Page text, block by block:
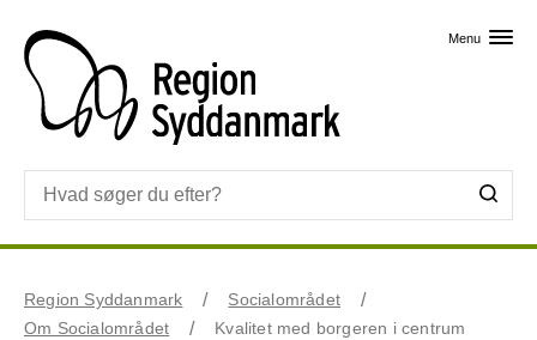
Menu
Region Syddanmark
Socialområdet
Om Socialområdet
Kvalitet med borgeren i centrum